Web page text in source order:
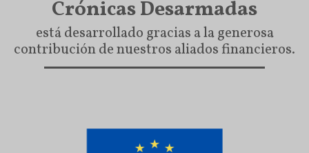
Crónicas Desarmadas
está desarrollado gracias a la generosa
contribución de nuestros aliados financieros.